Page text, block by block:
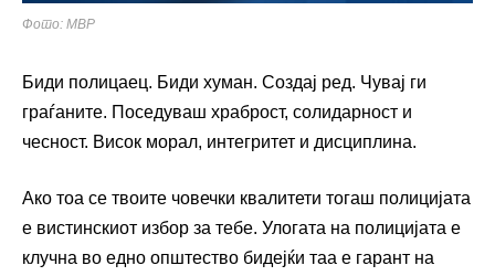
Фото: МВР
Биди полицаец. Биди хуман. Создај ред. Чувај ги
граѓаните. Поседуваш храброст, солидарност и
чесност. Висок морал, интегритет и дисциплина.
Ако тоа се твоите човечки квалитети тогаш полицијата
е вистинскиот избор за тебе. Улогата на полицијата е
клучна во едно општество бидејќи таа е гарант на